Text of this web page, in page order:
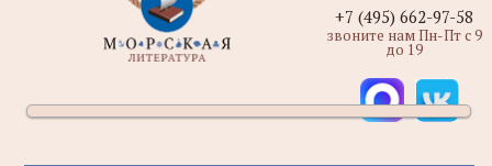
+7 (495) 662-97-58
звоните нам Пн-Пт с 9
до 19